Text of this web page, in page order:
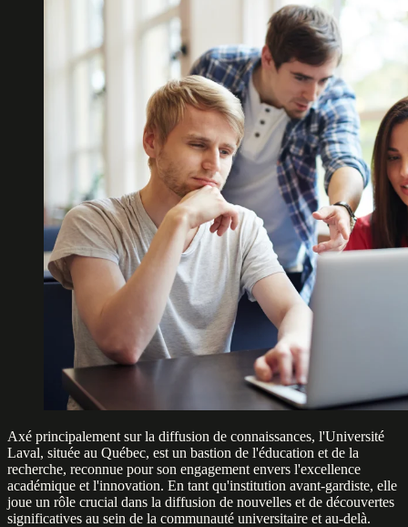
Axé principalement sur la diffusion de connaissances, l'Université
Laval, située au Québec, est un bastion de l'éducation et de la
recherche, reconnue pour son engagement envers l'excellence
académique et l'innovation. En tant qu'institution avant-gardiste, elle
joue un rôle crucial dans la diffusion de nouvelles et de découvertes
significatives au sein de la communauté universitaire et au-delà.